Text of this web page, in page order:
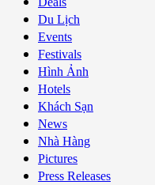
Du Lịch
Events
Festivals
Hình Ảnh
Hotels
Khách Sạn
News
Nhà Hàng
Pictures
Press Releases